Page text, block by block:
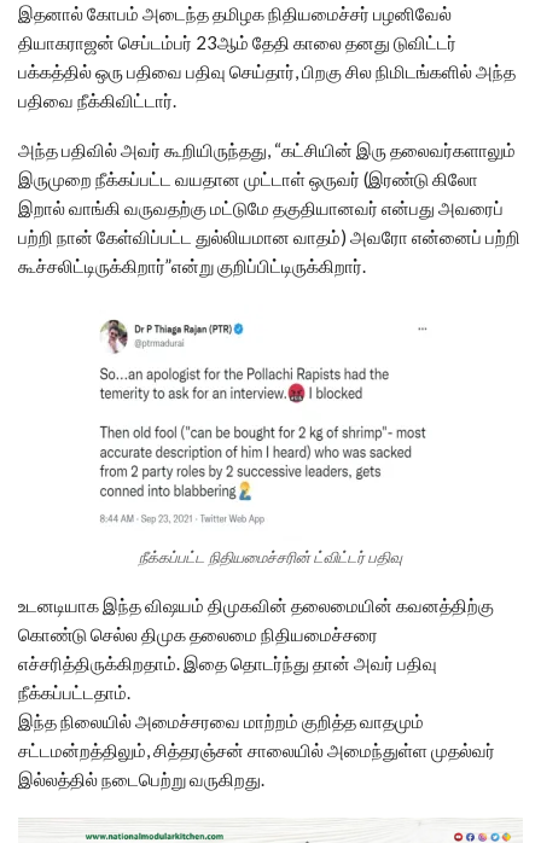
இதனால் கோபம் அடைந்த தமிழக நிதியமைச்சர் பழனிவேல்
தியாகராஜன் செப்டம்பர் 23ஆம் தேதி காலை தனது டுவிட்டர்
பக்கத்தில் ஒரு பதிவை பதிவு செய்தார், பிறகு சில நிமிடங்களில் அந்த
பதிவை நீக்கிவிட்டார்.
அந்த பதிவில் அவர் கூறியிருந்தது, “கட்சியின் இரு தலைவர்களாலும்
இருமுறை நீக்கப்பட்ட வயதான முட்டாள் ஒருவர் (இரண்டு கிலோ
இறால் வாங்கி வருவதற்கு மட்டுமே தகுதியானவர் என்பது அவரைப்
பற்றி நான் கேள்விப்பட்ட துல்லியமான வாதம்) அவரோ என்னைப் பற்றி
கூச்சலிட்டிருக்கிறார்”என்று குறிப்பிட்டிருக்கிறார்.
நீக்கப்பட்ட நிதியமைச்சரின் ட்விட்டர் பதிவு
உடனடியாக இந்த விஷயம் திமுகவின் தலைமையின் கவனத்திற்கு
கொண்டு செல்ல திமுக தலைமை நிதியமைச்சரை
எச்சரித்திருக்கிறதாம். இதை தொடர்ந்து தான் அவர் பதிவு
நீக்கப்பட்டதாம்.
இந்த நிலையில் அமைச்சரவை மாற்றம் குறித்த வாதமும்
சட்டமன்றத்திலும், சித்தரஞ்சன் சாலையில் அமைந்துள்ள முதல்வர்
இல்லத்தில் நடைபெற்று வருகிறது.